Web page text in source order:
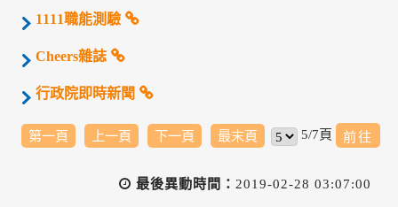
1111職能測驗
Cheers雜誌
行政院即時新聞
第一頁 上一頁 下一頁 最末頁 5/7頁
最後異動時間： 2019-02-28 03:07:00